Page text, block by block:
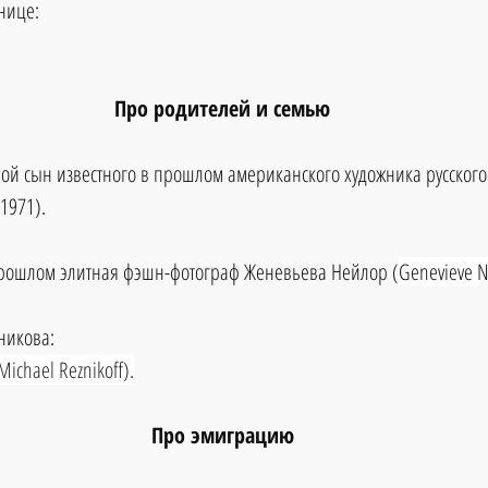
Про родителей и семью
сын известного в прошлом американского художника
элитная фэшн-фотограф Женевьева Нейлор (Genevieve
Reznikoff).
Про эмиграцию